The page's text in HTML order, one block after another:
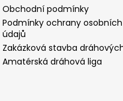
Obchodní podmínky
Podmínky ochrany osobních
údajů
Zakázková stavba
Amatérská dráhová liga